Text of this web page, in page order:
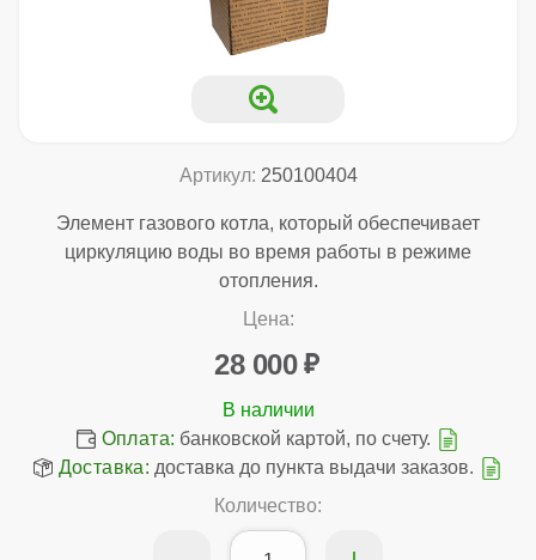
Артикул: 250100404
Элемент газового котла, который обеспечивает
циркуляцию воды во время работы в режиме
отопления.
Цена:
28 000
Оплата: банковской картой, по счету.
Доставка: доставка до пункта выдачи заказов.
Количество: